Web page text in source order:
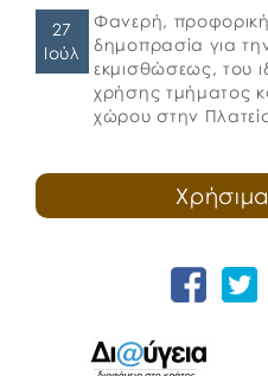
27
Ιούλ
Φανερή, προφορική
δημοπρασία για
εκμισθώσεως, του
χρήσης τμήματος
χώρου στην